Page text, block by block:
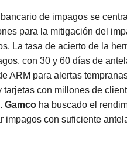
de impagos se
para la mitigación del
La tasa de acierto de la
con 30 y 60 días de
ARM para alertas
tarjetas con millones de
Gamco ha buscado el
impagos con suficiente